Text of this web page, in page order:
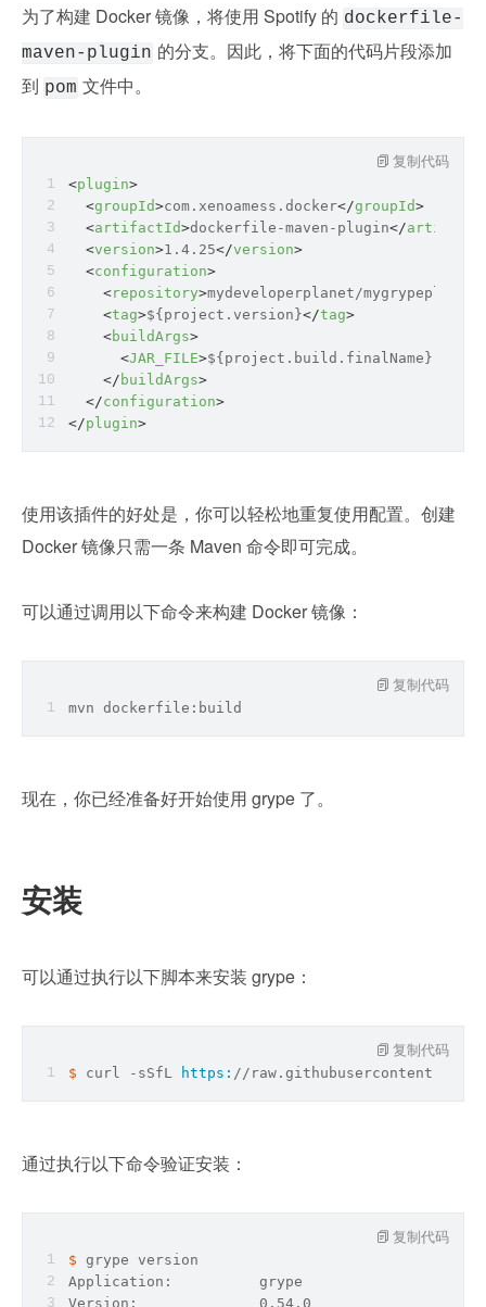
为了构建 Docker 镜像，将使用 Spotify 的 dockerfile-
maven-plugin 的分支。因此，将下面的代码片段添加
到 pom 文件中。
<plugin>
<groupId>com.xenoamess.docker</groupId>
<artifactId>dockerfile-maven-plugin</
<version>1.4.25</version>
<configuration>
<repository>mydeveloperplanet/mygrypeplanet
<tag>${project.version}</tag>
<buildArgs>
<JAR_FILE>${project.build.finalName}.jar
</ buildArgs>
</configuration>
</plugin>
复制代码
使用该插件的好处是，你可以轻松地重复使用配置。创建
Docker 镜像只需一条 Maven 命令即可完成。
可以通过调用以下命令来构建 Docker 镜像：
mvn dockerfile:build
复制代码
现在，你已经准备好开始使用 grype 了。
安装
可以通过执行以下脚本来安装 grype：
$ curl -sSfL https: //raw.githubusercontent.com/
复制代码
通过执行以下命令验证安装：
$ grype version
Application:          grype
Version:              0.54.0
复制代码